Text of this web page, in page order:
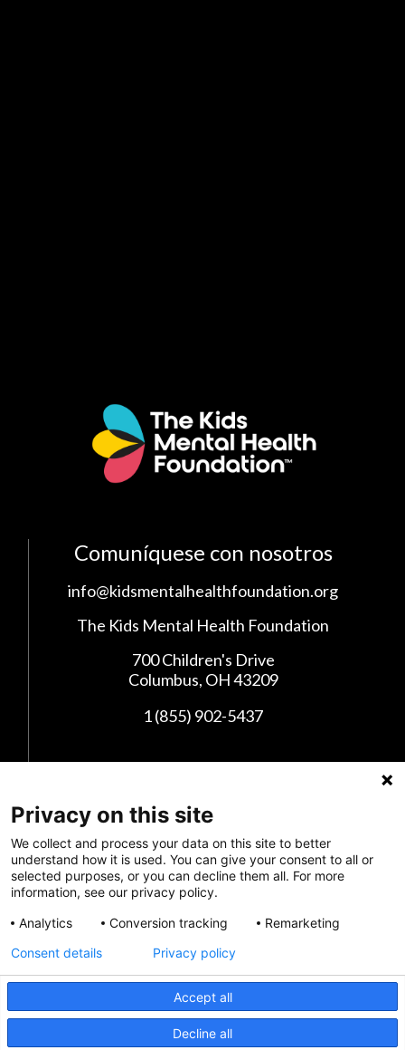
Comuníquese con nosotros
info@kidsmentalhealthfoundation.org
The Kids Mental Health Foundation
700 Children's Drive
Columbus, OH 43209
1 (855) 902-5437
Síganos en las Redes Sociales
Privacy Policy
Envianos tus comentarios
Privacy on this site
We collect and process your data on this site to better
understand how it is used. You can give your consent to all or
selected purposes, or you can decline them all. For more
information, see our privacy policy.
Analytics
Conversion tracking Remarketing
Accept all
Decline all
Consent details Privacy policy